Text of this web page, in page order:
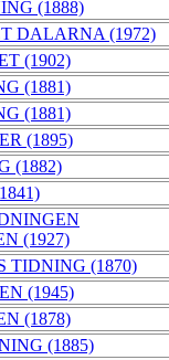
(1888)
DALARNA (1972)
(1902)
(1881)
(1881)
(1895)
(1882)
(1927)
TIDNING (1870)
(1945)
(1878)
(1885)